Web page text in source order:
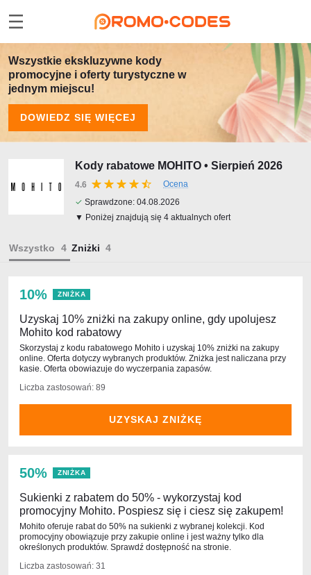
Wszystkie ekskluzywne kody
promocyjne i oferty turystyczne w
jednym miejscu!
DOWIEDZ SIĘ WIĘCEJ
Kody rabatowe MOHITO • Sierpień 2026
4.6
Ocena
✓ Sprawdzone: 04.08.2026
▼ Poniżej znajdują się 4 aktualnych ofert
Wszystko Zniżki
10% ZNIŻKA
Uzyskaj 10% zniżki na zakupy online, gdy upolujesz
Mohito kod rabatowy
Skorzystaj z kodu rabatowego Mohito i uzyskaj 10% zniżki na zakupy
online. Oferta dotyczy wybranych produktów. Zniżka jest naliczana przy
kasie. Oferta obowiazuje do wyczerpania zapasów.
Liczba zastosowań: 89
UZYSKAJ ZNIŻKĘ
50% ZNIŻKA
Sukienki z rabatem do 50% - wykorzystaj kod
promocyjny Mohito. Pospiesz się i ciesz się zakupem!
Mohito oferuje rabat do 50% na sukienki z wybranej kolekcji. Kod
promocyjny obowiązuje przy zakupie online i jest ważny tylko dla
określonych produktów. Sprawdź dostępność na stronie.
Liczba zastosowań: 31